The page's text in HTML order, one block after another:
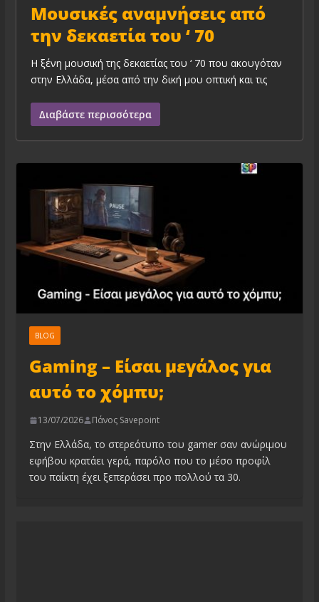
Μουσικές αναμνήσεις από
την δεκαετία του ‘ 70
H ξένη μουσική της δεκαετίας του ‘ 70 που ακουγόταν
στην Ελλάδα, μέσα από την δική μου οπτική και τις
Διαβάστε περισσότερα
BLOG
Gaming – Είσαι μεγάλος για
αυτό το χόμπυ;
13/07/2026 Πάνος Savepoint
Στην Ελλάδα, το στερεότυπο του gamer σαν ανώριμου
εφήβου κρατάει γερά, παρόλο που το μέσο προφίλ
του παίκτη έχει ξεπεράσει προ πολλού τα 30.